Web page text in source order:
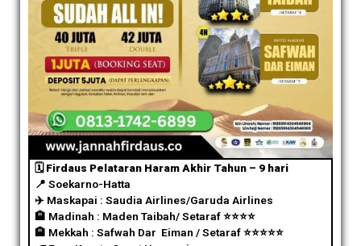
🗓️ Firdaus Pelataran Haram Akhir Tahun – 9 hari
📍 Soekarno-Hatta
✈️ Maskapai : Saudia Airlines/Garuda Airlines
🏨 Madinah : Maden Taibah/ Setaraf⭐️⭐️⭐️⭐️
🏨 Mekkah : Safwah Dar Eiman / Setaraf⭐️⭐️⭐️⭐️⭐️